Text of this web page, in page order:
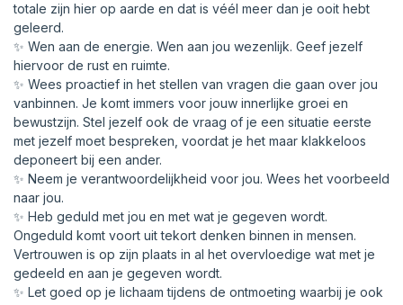
totale zijn hier op aarde en dat is véél meer dan je ooit hebt
geleerd.
✨ Wen aan de energie. Wen aan jou wezenlijk. Geef jezelf
hiervoor de rust en ruimte.
✨ Wees proactief in het stellen van vragen die gaan over jou
vanbinnen. Je komt immers voor jouw innerlijke groei en
bewustzijn. Stel jezelf ook de vraag of je een situatie eerste
met jezelf moet bespreken, voordat je het maar klakkeloos
deponeert bij een ander.
✨ Neem je verantwoordelijkheid voor jou. Wees het voorbeeld
naar jou.
✨ Heb geduld met jou en met wat je gegeven wordt.
Ongeduld komt voort uit tekort denken binnen in mensen.
Vertrouwen is op zijn plaats in al het overvloedige wat met je
gedeeld en aan je gegeven wordt.
✨ Let goed op je lichaam tijdens de ontmoeting waarbij je ook